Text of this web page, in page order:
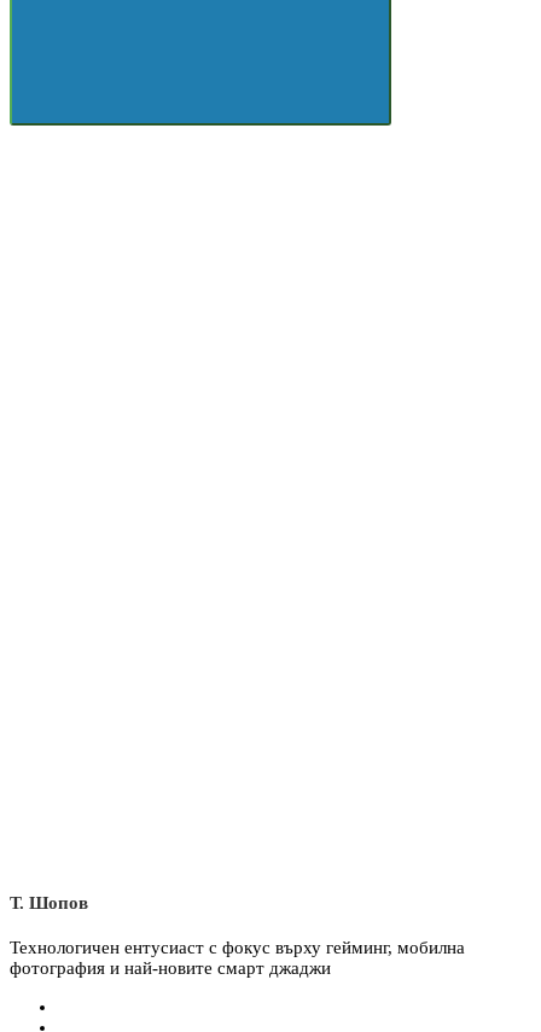
Т. Шопов
Технологичен ентусиаст с фокус върху гейминг, мобилна
фотография и най-новите смарт джаджи